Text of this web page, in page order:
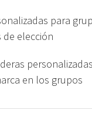
para
de elección
en los grupos